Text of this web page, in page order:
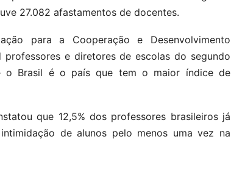
27.082 afastamentos de docentes.
para a Cooperação e Desenvolvimento
e diretores de escolas do segundo
o Brasil é o país que tem o maior índice de
que 12,5% dos professores brasileiros já
de alunos pelo menos uma vez na